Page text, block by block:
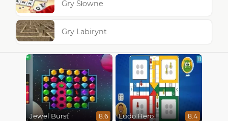
Gry Słowne
Gry Labirynt
Jewel Burst 8.6 Ludo Hero 8.4